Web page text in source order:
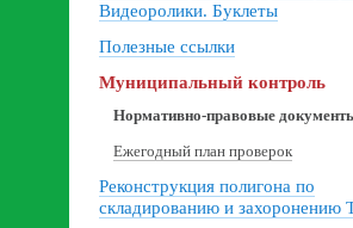
Видеоролики. Буклеты
Полезные ссылки
Муниципальный контроль
Нормативно-правовые
Ежегодный план проверок
Реконструкция полигона по
складированию и захоронению